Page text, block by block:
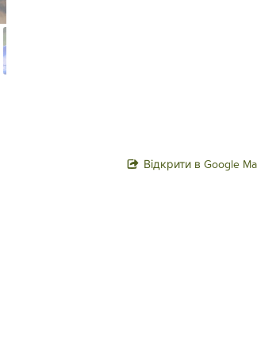
Відкрити в Google